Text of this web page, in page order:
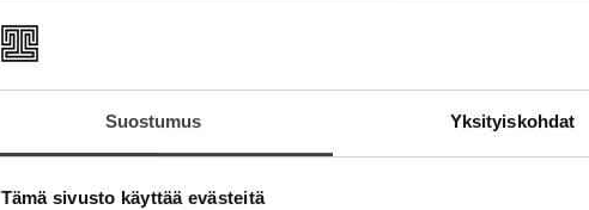
Suostumus Yksityiskohdat
Tämä sivusto käyttää evästeitä
u
t
o
b
K
B